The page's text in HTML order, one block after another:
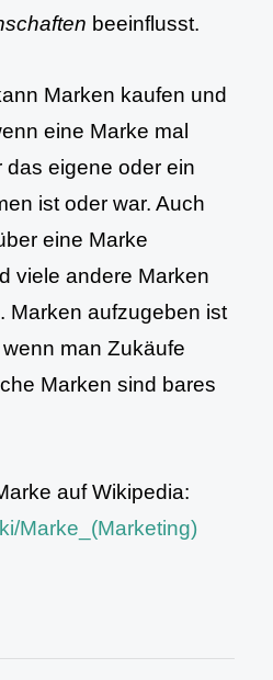
beeinflusst.
Marken kaufen und
eine Marke mal
das eigene oder ein
ist oder war. Auch
eine Marke
viele andere Marken
Marken aufzugeben ist
man Zukäufe
Marken sind bares
auf Wikipedia:
Marke_(Marketing)